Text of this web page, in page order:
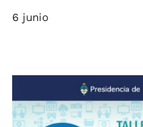
6 junio